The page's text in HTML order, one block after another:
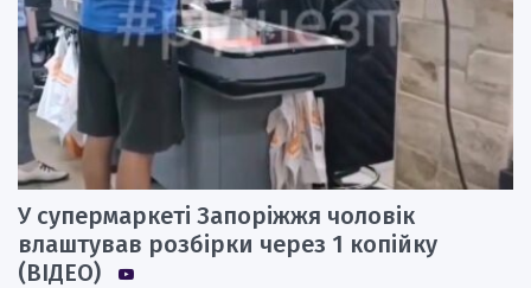
У супермаркеті Запоріжжя чоловік
влаштував розбірки через 1 копійку
(ВІДЕО)